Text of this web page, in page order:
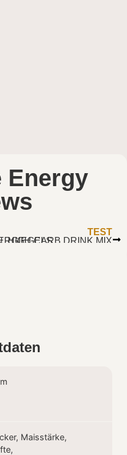
TEST
HIGH CARB DRINK MIX
Energy
Maisstärke,